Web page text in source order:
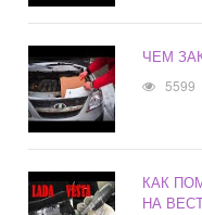
ЧЕМ
5599
КАК
НА